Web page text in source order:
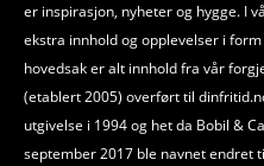
er inspirasjon, nyheter og hygge. I
ekstra innhold og opplevelser i
hovedsak er alt innhold fra vår
(etablert 2005) overført til
utgivelse i 1994 og het da Bobil &
september 2017 ble navnet endret